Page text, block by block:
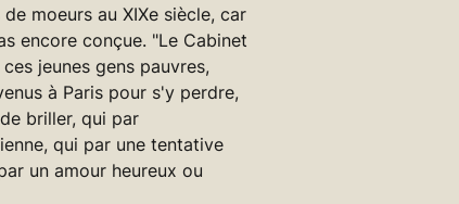
moeurs au XIXe siècle, car
encore conçue. "Le Cabinet
jeunes gens pauvres,
à Paris pour s'y perdre,
briller, qui par
qui par une tentative
un amour heureux ou